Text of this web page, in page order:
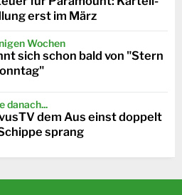
erst im März
Wochen
sich schon bald von "Stern
danach...
dem Aus einst doppelt
sprang